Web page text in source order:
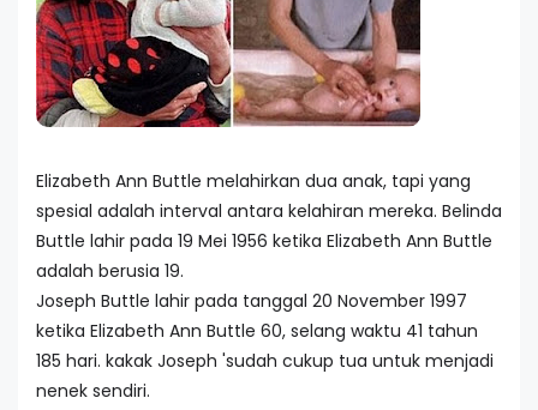
Elizabeth Ann Buttle melahirkan dua anak, tapi yang
spesial adalah interval antara kelahiran mereka. Belinda
Buttle lahir pada 19 Mei 1956 ketika Elizabeth Ann Buttle
adalah berusia 19.
Joseph Buttle lahir pada tanggal 20 November 1997
ketika Elizabeth Ann Buttle 60, selang waktu 41 tahun
185 hari. kakak Joseph 'sudah cukup tua untuk menjadi
nenek sendiri.